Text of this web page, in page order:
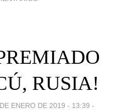
RUSIA!
ENERO DE 2019 - 13:39 -